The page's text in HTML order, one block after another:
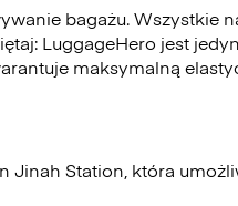
bagażu. Wszystkie
LuggageHero jest
maksymalną
Jinah Station, która